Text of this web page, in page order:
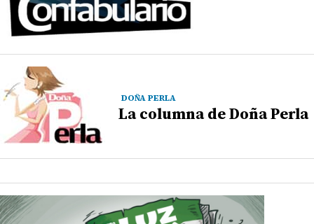
DOÑA PERLA
La columna de Doña Perla